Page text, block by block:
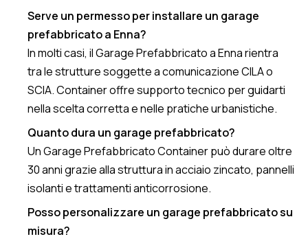
Serve un permesso per installare un garage
prefabbricato a Enna?
In molti casi, il Garage Prefabbricato a Enna rientra
tra le strutture soggette a comunicazione CILA o
SCIA. Container offre supporto tecnico per guidarti
nella scelta corretta e nelle pratiche urbanistiche.
Quanto dura un garage prefabbricato?
Un Garage Prefabbricato Container può durare oltre
30 anni grazie alla struttura in acciaio zincato, pannelli
isolanti e trattamenti anticorrosione.
Posso personalizzare un garage prefabbricato su
misura?